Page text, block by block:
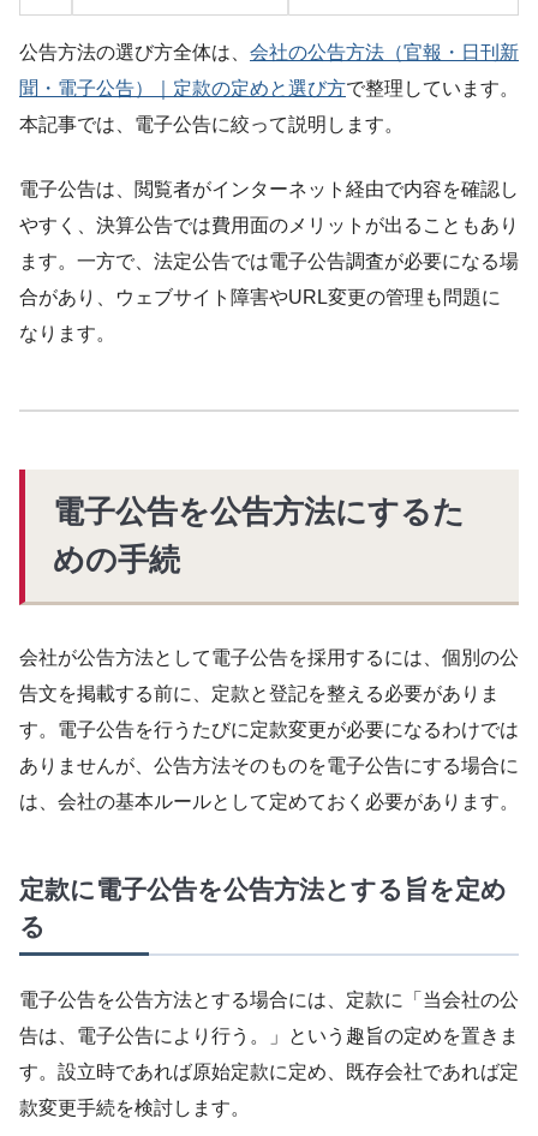
公告方法の選び方全体は、 会社の公告方法（官報・日刊新
聞・電子公告）｜定款の定めと選び方で整理しています。
本記事では、電子公告に絞って説明します。
電子公告は、閲覧者がインターネット経由で内容を確認し
やすく、決算公告では費用面のメリットが出ることもあり
ます。一方で、法定公告では電子公告調査が必要になる場
合があり、ウェブサイト障害やURL変更の管理も問題に
なります。
電子公告を公告方法にするた
めの手続
会社が公告方法として電子公告を採用するには、個別の公
告文を掲載する前に、定款と登記を整える必要がありま
す。電子公告を行うたびに定款変更が必要になるわけでは
ありませんが、公告方法そのものを電子公告にする場合に
は、会社の基本ルールとして定めておく必要があります。
定款に電子公告を公告方法とする旨を定め
る
電子公告を公告方法とする場合には、定款に「当会社の公
告は、電子公告により行う。」という趣旨の定めを置きま
す。設立時であれば原始定款に定め、既存会社であれば定
款変更手続を検討します。